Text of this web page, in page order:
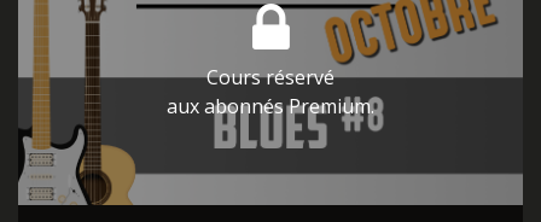
Cours réservé
aux abonnés Premium.